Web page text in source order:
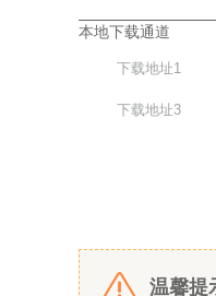
本地下载通道
下载地址1
下载地址3
温馨提